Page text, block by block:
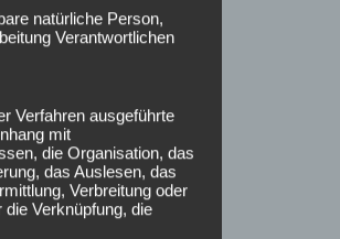
natürliche Person,
Verantwortlichen
Verfahren ausgeführte
mit
die Organisation, das
das Auslesen, das
Verbreitung oder
Verknüpfung, die